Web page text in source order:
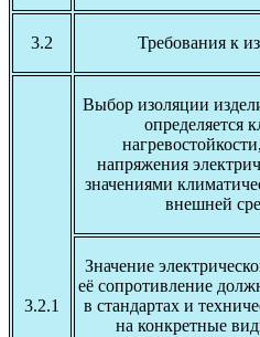
3.2 Требования к
3.2.1
Выбор изоляции
определяется
напряжения
значениями
внешней
Значение
её сопротивление
в стандартах и
на конкретные